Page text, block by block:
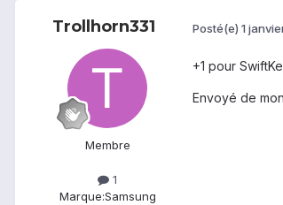
Trollhorn331
Membre
1
Marque:Samsung
Posté(e) 1
+1 pour
Envoyé de